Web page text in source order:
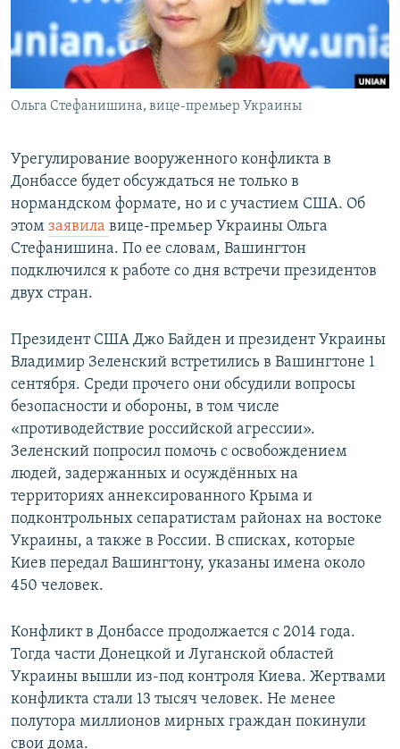
Ольга Стефанишина, вице-премьер Украины
Урегулирование вооруженного конфликта в
Донбассе будет обсуждаться не только в
нормандском формате, но и с участием США. Об
этом заявила вице-премьер Украины Ольга
Стефанишина. По ее словам, Вашингтон
подключился к работе со дня встречи президентов
двух стран.
Президент США Джо Байден и президент Украины
Владимир Зеленский встретились в Вашингтоне 1
сентября. Среди прочего они обсудили вопросы
безопасности и обороны, в том числе
«противодействие российской агрессии».
Зеленский попросил помочь с освобождением
людей, задержанных и осуждённых на
территориях аннексированного Крыма и
подконтрольных сепаратистам районах на востоке
Украины, а также в России. В списках, которые
Киев передал Вашингтону, указаны имена около
450 человек.
Конфликт в Донбассе продолжается с 2014 года.
Тогда части Донецкой и Луганской областей
Украины вышли из-под контроля Киева. Жертвами
конфликта стали 13 тысяч человек. Не менее
полутора миллионов мирных граждан покинули
свои дома.